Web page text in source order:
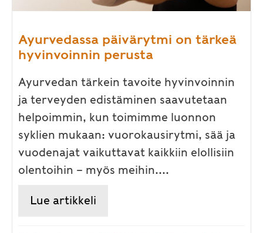
Ayurvedassa päivärytmi on tärkeä
hyvinvoinnin perusta
Ayurvedan tärkein tavoite hyvinvoinnin
ja terveyden edistäminen saavutetaan
helpoimmin, kun toimimme luonnon
syklien mukaan: vuorokausirytmi, sää ja
vuodenajat vaikuttavat kaikkiin elollisiin
olentoihin – myös meihin....
Lue artikkeli